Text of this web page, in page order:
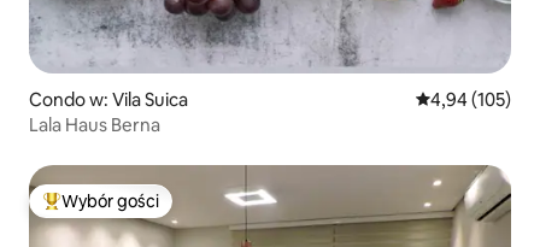
Condo w: Vila Suica Średnia
4,94 (105)
Lala Haus Berna
Najpopularniejsze z kategorii Wybór gości
Wybór gości